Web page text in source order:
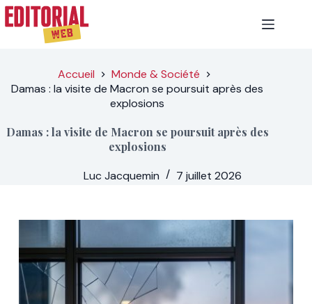
Passer
au
Accueil
Monde & Société
Damas : la visite de Macron se poursuit après des
explosions
Damas : la visite de Macron se poursuit après des
explosions
Luc Jacquemin
7 juillet 2026